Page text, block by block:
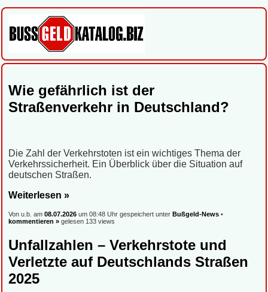
Wie gefährlich ist der
Straßenverkehr in Deutschland?
Die Zahl der Verkehrstoten ist ein wichtiges Thema der
Verkehrssicherheit. Ein Überblick über die Situation auf
deutschen Straßen.
Weiterlesen »
Von u.b. am 08.07.2026 um 08:48 Uhr gespeichert unter Bußgeld-News •
kommentieren » gelesen 133 views
Unfallzahlen – Verkehrstote und
Verletzte auf Deutschlands Straßen
2025